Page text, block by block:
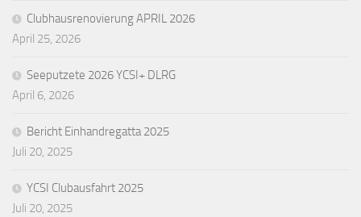
Clubhausrenovierung APRIL 2026
April 25, 2026
Seeputzete 2026 YCSI+ DLRG
April 6, 2026
Bericht Einhandregatta 2025
Juli 20, 2025
YCSI Clubausfahrt 2025
Juli 20, 2025